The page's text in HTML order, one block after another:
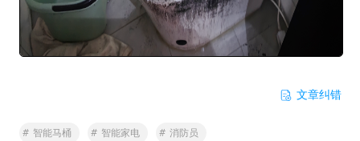
文章纠错
# 智能马桶 # 智能家电 # 消防员